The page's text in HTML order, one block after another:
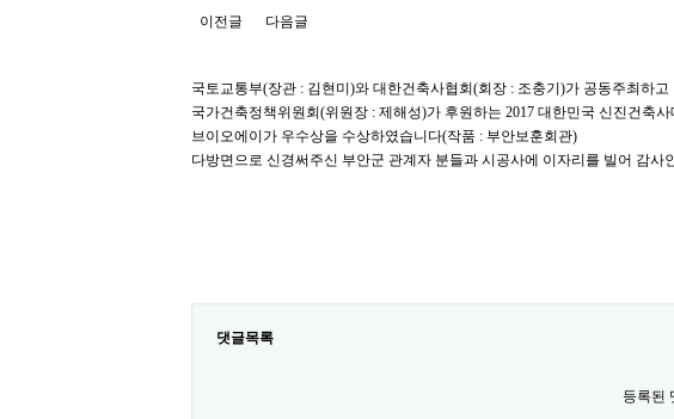
이전글 다음글
국토교통부(장관 : 김현미)와 대한건축사협회(회장 : 조충기)가 공동주최하고
국가건축정책위원회(위원장 : 제해성)가 후원하는 2017 대한민국 신진건축사
브이오에이가 우수상을 수상하였습니다(작품 : 부안보훈회관)
다방면으로 신경써주신 부안군 관계자 분들과 시공사에 이자리를 빌어 감사
댓글목록
등록된